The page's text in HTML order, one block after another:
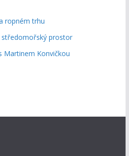
ropném trhu
středomořský prostor
Martinem Konvičkou